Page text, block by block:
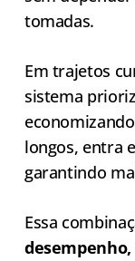
tomadas.
Em trajetos
sistema
longos, entra
garantindo
Essa